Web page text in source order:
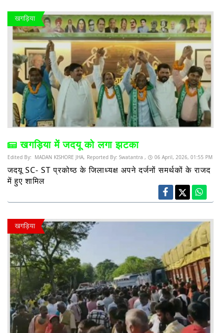
खगड़िया
खगड़िया में जदयू को लगा झटका
Edited By: MADAN KISHORE JHA, Reported By: Swatantra , 06 April, 2026, 01:55 PM
जदयू SC- ST प्रकोष्ठ के जिलाध्यक्ष अपने दर्जनों समर्थकों के राजद
में हुए शामिल
खगड़िया